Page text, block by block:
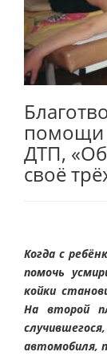
помощи
ДТП,
своё
Когда с
помочь
койки
На второй
автомобиля,